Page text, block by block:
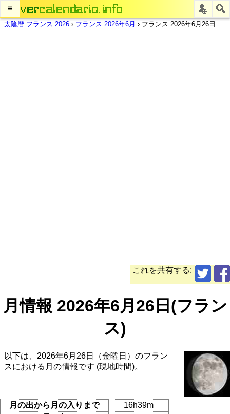
≡
太陰暦 フランス 2026 › フランス 2026年6月 › フランス 2026年6月26日
これを共有する:
月情報 2026年6月26日(フラン
ス)
以下は、2026年6月26日（金曜日）のフラン
スにおける月の情報です (現地時間)。
月の出から月の入りまで
16h39m